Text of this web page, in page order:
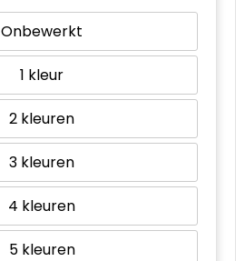
Onbewerkt
1
2
3
4
5